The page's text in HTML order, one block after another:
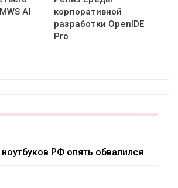
AI
корпоративной
разработки OpenIDE
Pro
РФ опять обвалился